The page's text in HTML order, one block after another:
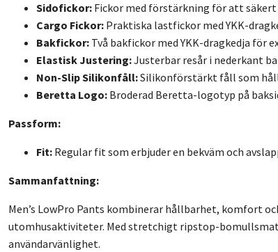
Sidofickor: Fickor med förstärkning för att säkert
Cargo Fickor: Praktiska lastfickor med YKK-
Bakfickor: Två bakfickor med YKK-dragkedja för
Elastisk Justering:Justerbar resår i nederkant
Non-Slip Silikonfåll:Silikonförstärkt fåll som
Beretta Logo: Broderad Beretta-logotyp på
Passform:
Fit: Regular fit som erbjuder en bekväm och
Sammanfattning:
Men’s LowPro Pants kombinerar hållbarhet, komfort
utomhusaktiviteter. Med stretchigt ripstop-
användarvänlighet.